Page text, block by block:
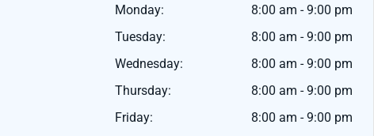
Monday:
8:00 am - 9:00 pm
Tuesday:
8:00 am - 9:00 pm
Wednesday:
8:00 am - 9:00 pm
Thursday:
8:00 am - 9:00 pm
Friday:
8:00 am - 9:00 pm